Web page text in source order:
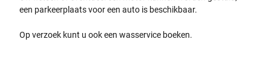
een parkeerplaats voor een auto is beschikbaar.
Op verzoek kunt u ook een wasservice boeken.